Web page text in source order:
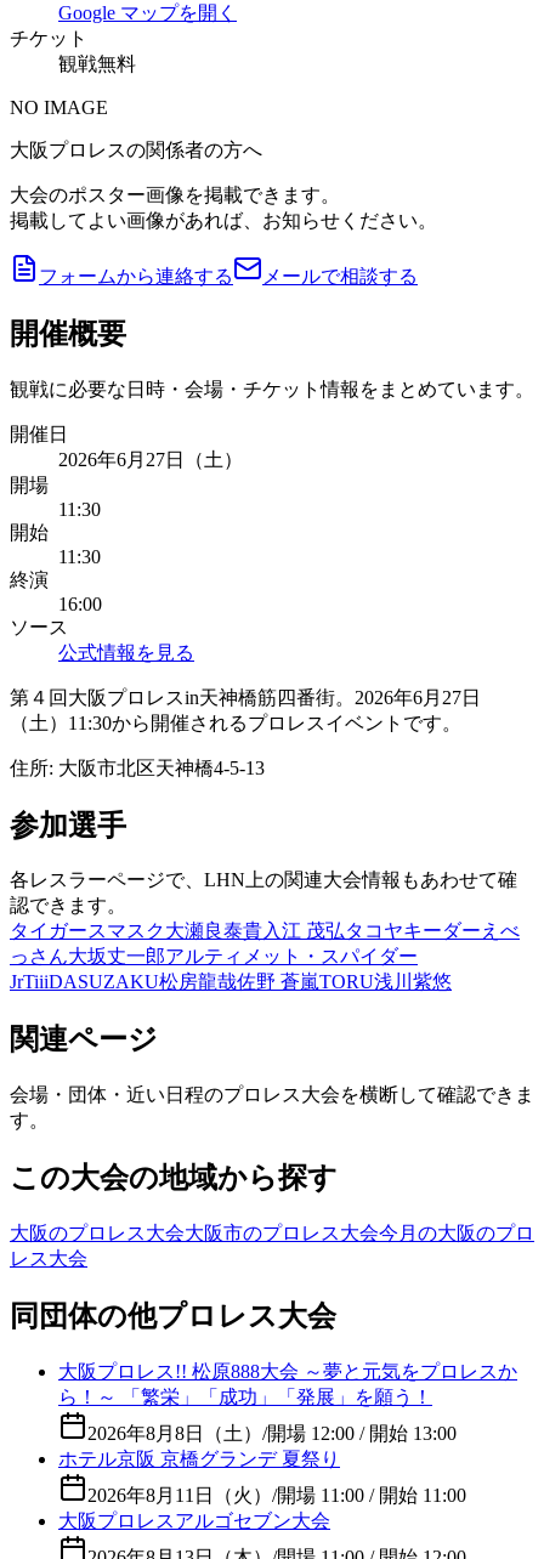
Google マップを開く
チケット
観戦無料
NO IMAGE
大阪プロレスの関係者の方へ
大会のポスター画像を掲載できます。
掲載してよい画像があれば、お知らせください。
フォームから連絡する メールで相談する
開催概要
観戦に必要な日時・会場・チケット情報をまとめています。
開催日
2026年6月27日（土）
開場
11:30
開始
11:30
終演
16:00
ソース
公式情報を見る
第４回大阪プロレスin天神橋筋四番街。2026年6月27日
（土）11:30から開催されるプロレスイベントです。
住所: 大阪市北区天神橋4-5-13
参加選手
各レスラーページで、LHN上の関連大会情報もあわせて確
認できます。
タイガースマスク大瀬良泰貴入江 茂弘タコヤキーダー えべ
っさん大坂丈一郎アルティメット・スパイダー
JrTiiiDASUZAKU松房龍哉佐野 蒼嵐TORU浅川紫悠
関連ページ
会場・団体・近い日程のプロレス大会を横断して確認できま
す。
この大会の地域から探す
大阪のプロレス大会大阪市のプロレス大会今月の大阪のプロ
レス大会
同団体の他プロレス大会
大阪プロレス!! 松原888大会 ～夢と元気をプロレスか
ら！～ 「繁栄」「成功」「発展」を願う！
2026年8月8日（土） /開場 12:00 / 開始 13:00
ホテル京阪 京橋グランデ 夏祭り
2026年8月11日（火） /開場 11:00 / 開始 11:00
大阪プロレスアルゴセブン大会